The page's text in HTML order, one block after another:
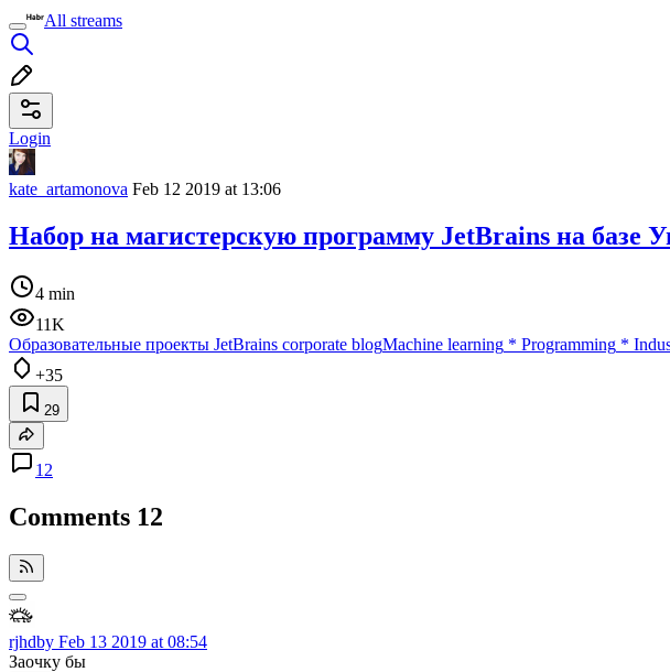
All streams
Login
kate_artamonova Feb 12 2019 at 13:06
Набор на магистерскую программу JetBrains на базе
4 min
11K
Образовательные проекты JetBrains corporate blogMachine learning * Programming *
+35
29
12
Comments 12
rjhdby Feb 13 2019 at 08:54
Заочку бы